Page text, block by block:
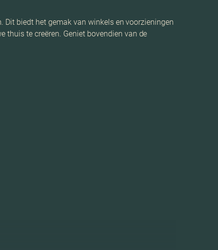
biedt het gemak van winkels en voorzieningen
thuis te creëren. Geniet bovendien van de